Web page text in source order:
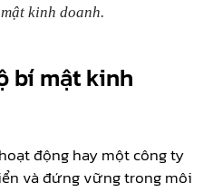
kinh doanh.
bí mật kinh
động hay một công ty
và đứng vững trong môi